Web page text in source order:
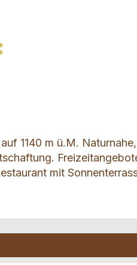
1140 m ü.M. Naturnahe,
mit